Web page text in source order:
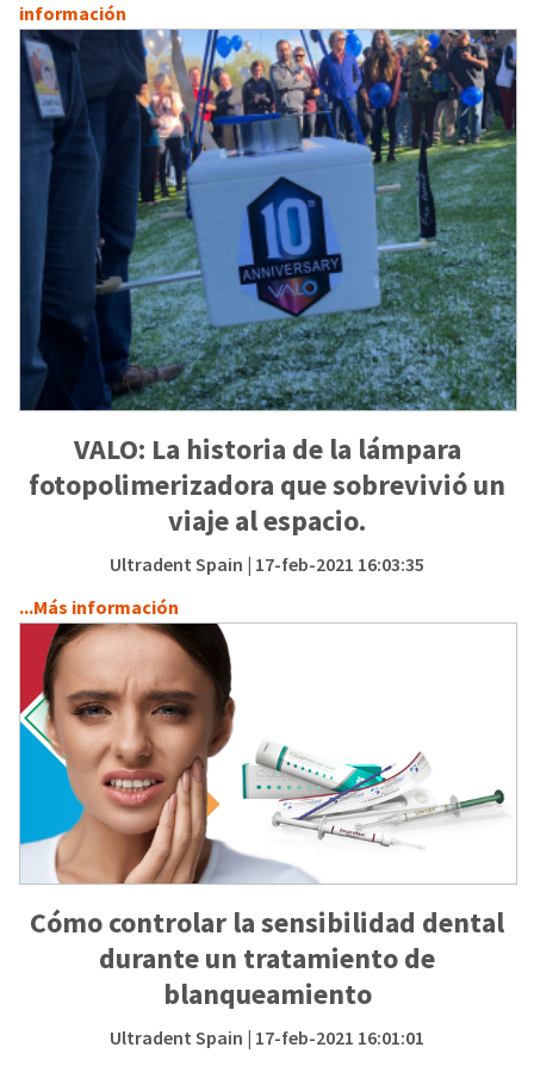
información
VALO: La historia de la lámpara
fotopolimerizadora que sobrevivió un
viaje al espacio.
Ultradent Spain | 17-feb-2021 16:03:35
...Más información
Cómo controlar la sensibilidad dental
durante un tratamiento de
blanqueamiento
Ultradent Spain | 17-feb-2021 16:01:01